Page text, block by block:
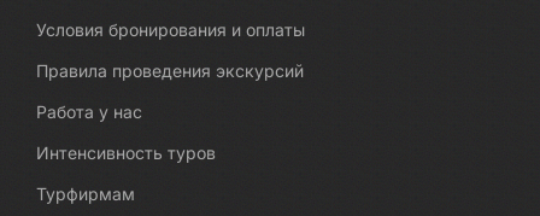
Условия бронирования и оплаты
Правила проведения экскурсий
Работа у нас
Интенсивность туров
Турфирмам